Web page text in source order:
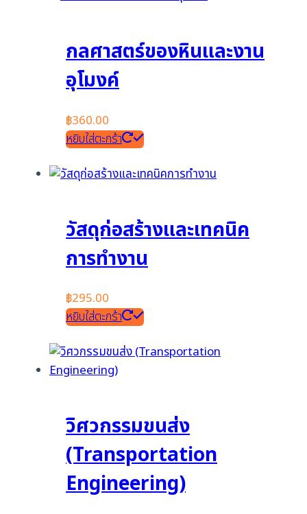
กลศาสตร์ของหินและงาน
อุโมงค์
฿360.00
หยิบใส่ตะกร้า
วัสดุก่อสร้างและเทคนิค
การทำงาน
฿295.00
หยิบใส่ตะกร้า
วิศวกรรมขนส่ง
(Transportation
Engineering)